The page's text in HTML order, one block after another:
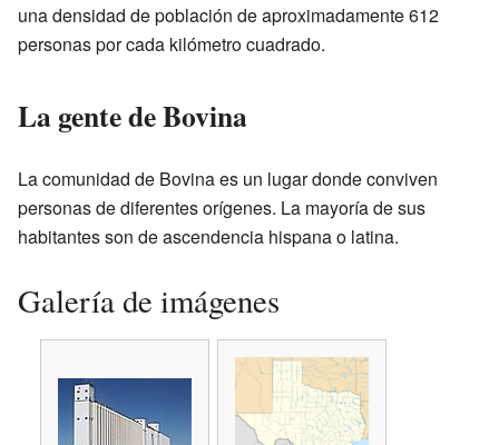
una densidad de población de aproximadamente 612
personas por cada kilómetro cuadrado.
La gente de Bovina
La comunidad de Bovina es un lugar donde conviven
personas de diferentes orígenes. La mayoría de sus
habitantes son de ascendencia hispana o latina.
Galería de imágenes